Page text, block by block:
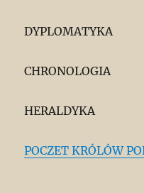
DYPLOMATYKA
CHRONOLOGIA
HERALDYKA
POCZET KRÓLÓW